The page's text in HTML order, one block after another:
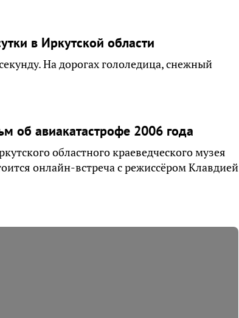
в Иркутской области
На дорогах гололедица, снежный
об авиакатастрофе 2006 года
областного краеведческого музея
онлайн-встреча с режиссёром Клавдией